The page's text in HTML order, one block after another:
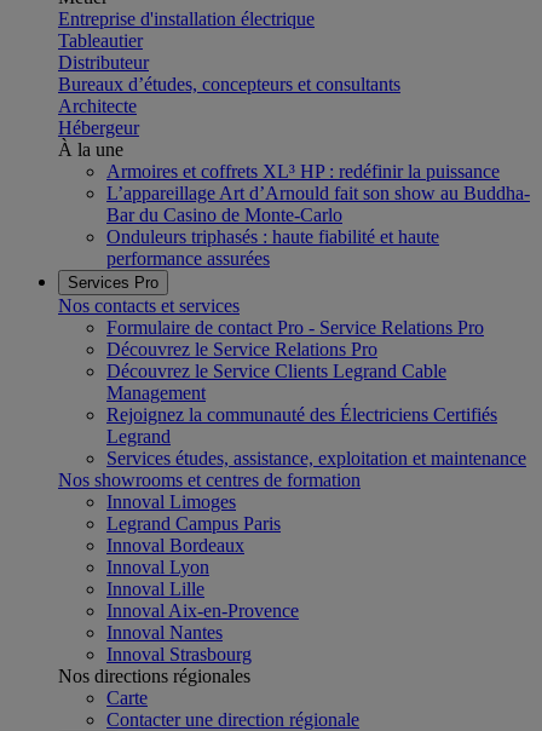
Entreprise d'installation électrique
Tableautier
Distributeur
Bureaux d’études, concepteurs et consultants
Architecte
Hébergeur
À la une
Armoires et coffrets XL³ HP : redéfinir la puissance
L’appareillage Art d’Arnould fait son show au Buddha-
Bar du Casino de Monte-Carlo
Onduleurs triphasés : haute fiabilité et haute
performance assurées
Services Pro
Nos contacts et services
Formulaire de contact Pro - Service Relations Pro
Découvrez le Service Relations Pro
Découvrez le Service Clients Legrand Cable
Management
Rejoignez la communauté des Électriciens Certifiés
Legrand
Services études, assistance, exploitation et maintenance
Nos showrooms et centres de formation
Innoval Limoges
Legrand Campus Paris
Innoval Bordeaux
Innoval Lyon
Innoval Lille
Innoval Aix-en-Provence
Innoval Nantes
Innoval Strasbourg
Nos directions régionales
Carte
Contacter une direction régionale